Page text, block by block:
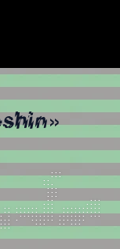
...
. .
. .
...
. . .
. .
... ....
. . . . . . .
. . . . . . . . . . . . . . . . . . . . .
. . ......... ....... ... .. .
. . . . . . . . . . . . . . .
. . . . . . . . . . .
...